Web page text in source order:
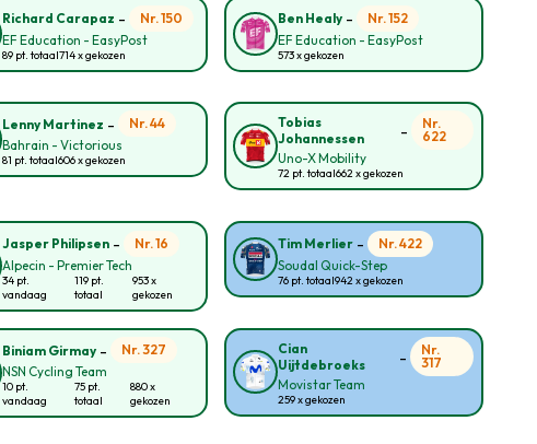
Richard Carapaz -
Nr. 150
EF Education - EasyPost
89 pt. totaal714 x gekozen
Ben Healy-
Nr. 152
EF Education - EasyPost
573 x gekozen
Lenny Martinez -
Nr. 44
Bahrain - Victorious
81 pt. totaal606 x gekozen
Tobias
Johannessen
-
Nr.
622
Uno-X Mobility
72 pt. totaal662 x gekozen
Jasper Philipsen-
Nr. 16
Alpecin - Premier Tech
34 pt.
vandaag
119 pt.
totaal
953 x
gekozen
Tim Merlier-
Nr. 422
Soudal Quick-Step
76 pt. totaal942 x gekozen
Biniam Girmay-
Nr. 327
NSN Cycling Team
10 pt.
vandaag
75 pt.
totaal
880 x
gekozen
Cian
Uijtdebroeks
-
Nr.
317
Movistar Team
259 x gekozen